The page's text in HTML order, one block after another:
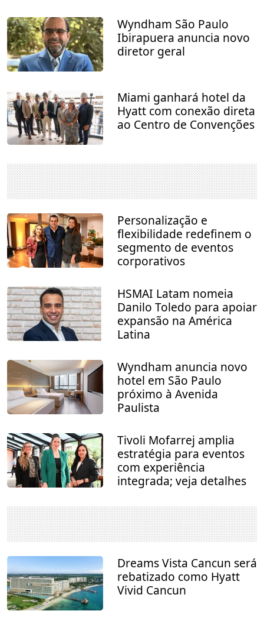
Wyndham São Paulo
Ibirapuera anuncia novo
diretor geral
Miami ganhará hotel da
Hyatt com conexão direta
ao Centro de Convenções
Personalização e
flexibilidade redefinem o
segmento de eventos
corporativos
HSMAI Latam nomeia
Danilo Toledo para apoiar
expansão na América
Latina
Wyndham anuncia novo
hotel em São Paulo
próximo à Avenida
Paulista
Tivoli Mofarrej amplia
estratégia para eventos
com experiência
integrada; veja detalhes
Dreams Vista Cancun será
rebatizado como Hyatt
Vivid Cancun